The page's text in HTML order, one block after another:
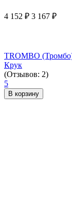
4 152 ₽ 3 167 ₽
TROMBO
Крук
(Отзывов: 2)
5
В корзину